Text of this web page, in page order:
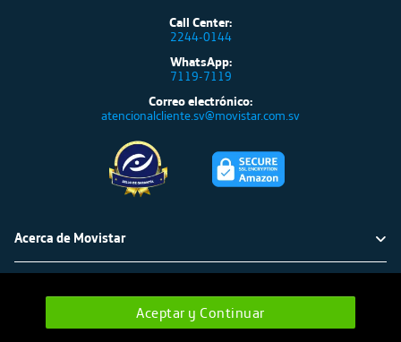
Call Center:
2244-0144
WhatsApp:
7119-7119
Correo electrónico:
atencionalcliente.sv@movistar.com.sv
Acerca de Movistar
Atención al cliente
Aceptar y Continuar